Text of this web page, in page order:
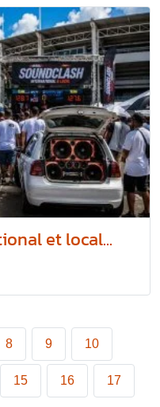
et local...
8 9 10
15 16 17